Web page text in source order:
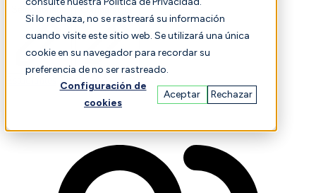
Si lo rechaza, no se rastreará su información
cuando visite este sitio web. Se utilizará una única
cookie en su navegador para recordar su
preferencia de no ser rastreado.
Configuración de
cookies
Aceptar Rechazar
Finanzas Actuación